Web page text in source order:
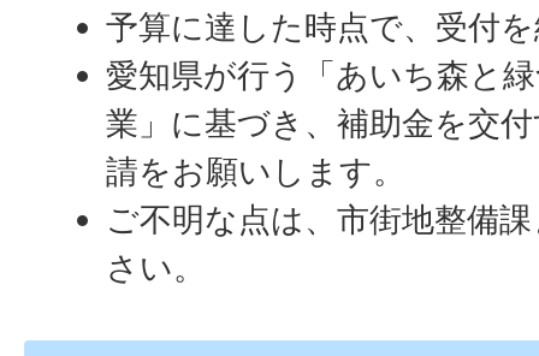
予算に達した時点で、受付
愛知県が行う「あいち森と
業」に基づき、補助金を交
請をお願いします。
ご不明な点は、市街地整備
さい。